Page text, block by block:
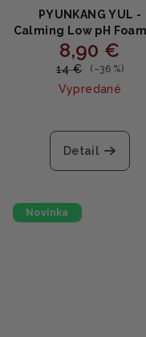
PYUNKANG YUL -
Calming Low pH
Cleanser -
čistiaca pena s nízkym
a centellou 150ml
8,90 €
14 € (–36 %)
Vypredané
produktu
Detail
Novinka